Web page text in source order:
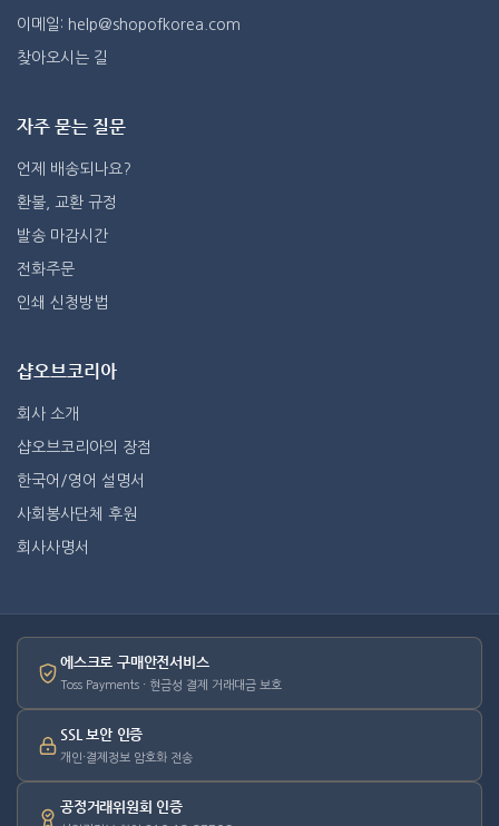
이메일: help@shopofkorea.com
찾아오시는 길
자주 묻는 질문
언제 배송되나요?
환불, 교환 규정
발송 마감시간
전화주문
인쇄 신청방법
샵오브코리아
회사 소개
샵오브코리아의 장점
한국어/영어 설명서
사회봉사단체 후원
회사사명서
에스크로 구매안전서비스
Toss Payments · 현금성 결제 거래대금 보호
SSL 보안 인증
개인·결제정보 암호화 전송
공정거래위원회 인증